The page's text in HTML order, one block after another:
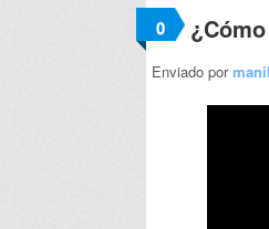
0
Enviado por